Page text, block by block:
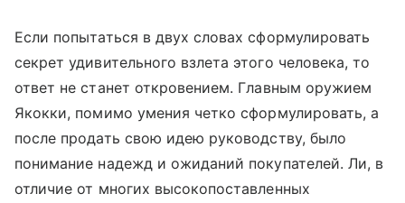
Если попытаться в двух словах сформулировать
секрет удивительного взлета этого человека, то
ответ не станет откровением. Главным оружием
Якокки, помимо умения четко сформулировать, а
после продать свою идею руководству, было
понимание надежд и ожиданий покупателей. Ли, в
отличие от многих высокопоставленных